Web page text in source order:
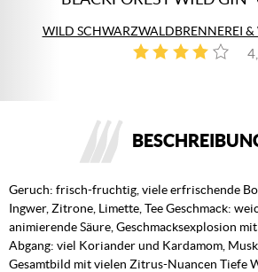
WILD SCHWARZWALDBRENNEREI
2
Geruch: frisch-fruchtig, viele erfrischende
Ingwer, Zitrone, Limette, Tee Geschmack:
animierende Säure, Geschmacksexplosion
Abgang: viel Koriander und Kardamom,
Gesamtbild mit vielen Zitrus-Nuancen Tiefe